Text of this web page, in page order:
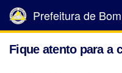
Prefeitura de
Fique atento para a